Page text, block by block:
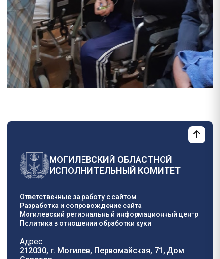
МОГИЛЕВСКИЙ ОБЛАСТНОЙ
ИСПОЛНИТЕЛЬНЫЙ КОМИТЕТ
Ответственные за работу с сайтом
Разработка и сопровождение сайта
Могилевский региональный информационный центр
Политика в отношении обработки куки
Адрес:
212030, г. Могилев, Первомайская, 71, Дом